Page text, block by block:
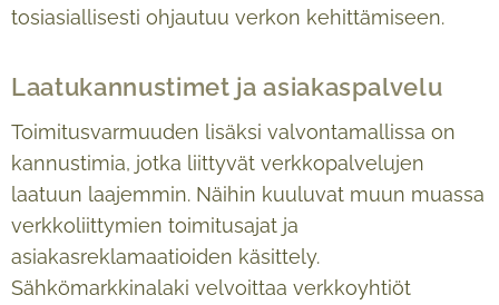
tosiasiallisesti ohjautuu verkon kehittämiseen.
Laatukannustimet ja asiakaspalvelu
Toimitusvarmuuden lisäksi valvontamallissa on
kannustimia, jotka liittyvät verkkopalvelujen
laatuun laajemmin. Näihin kuuluvat muun muassa
verkkoliittymien toimitusajat ja
asiakasreklamaatioiden käsittely.
Sähkömarkkinalaki velvoittaa verkkoyhtiöt